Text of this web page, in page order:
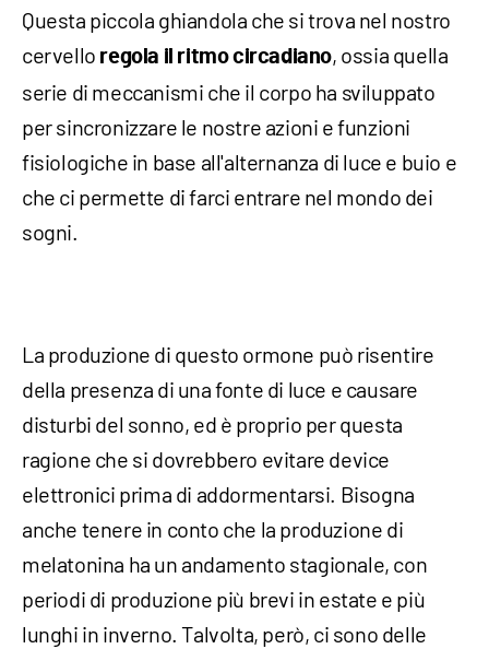
Questa piccola ghiandola che si trova nel nostro
cervello regola il ritmo circadiano, ossia quella
serie di meccanismi che il corpo ha sviluppato
per sincronizzare le nostre azioni e funzioni
fisiologiche in base all'alternanza di luce e buio e
che ci permette di farci entrare nel mondo dei
sogni.
La produzione di questo ormone può risentire
della presenza di una fonte di luce e causare
disturbi del sonno, ed è proprio per questa
ragione che si dovrebbero evitare device
elettronici prima di addormentarsi. Bisogna
anche tenere in conto che la produzione di
melatonina ha un andamento stagionale, con
periodi di produzione più brevi in estate e più
lunghi in inverno. Talvolta, però, ci sono delle